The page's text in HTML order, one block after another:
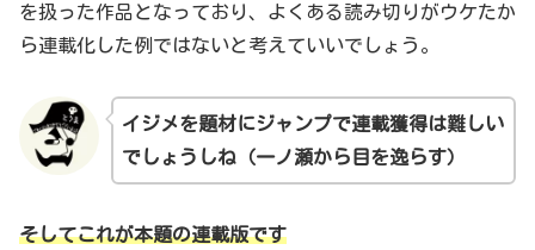
を扱った作品となっており、よくある読み切りがウケたか
ら連載化した例ではないと考えていいでしょう。
イジメを題材にジャンプで連載獲得は難しい
でしょうしね（一ノ瀬から目を逸らす）
そしてこれが本題の連載版です